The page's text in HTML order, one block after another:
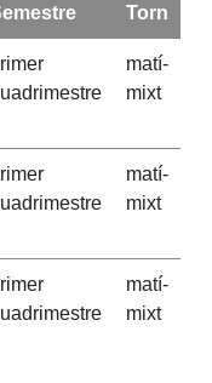
Torn
matí-
mixt
matí-
mixt
matí-
mixt